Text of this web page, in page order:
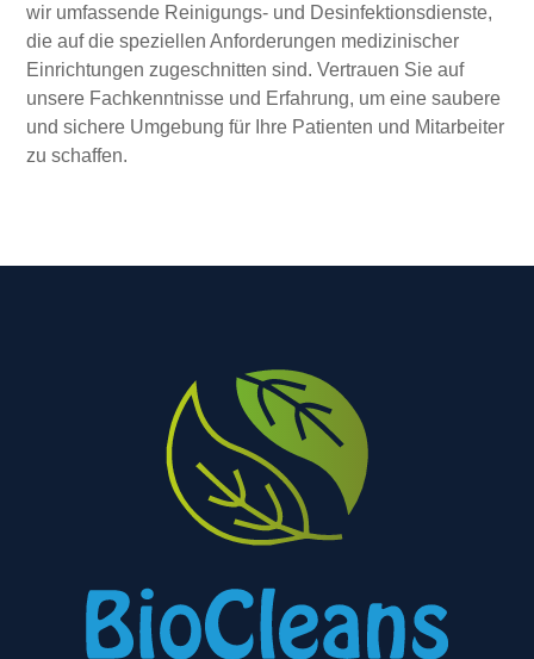
wir umfassende Reinigungs- und Desinfektionsdienste,
die auf die speziellen Anforderungen medizinischer
Einrichtungen zugeschnitten sind. Vertrauen Sie auf
unsere Fachkenntnisse und Erfahrung, um eine saubere
und sichere Umgebung für Ihre Patienten und Mitarbeiter
zu schaffen.